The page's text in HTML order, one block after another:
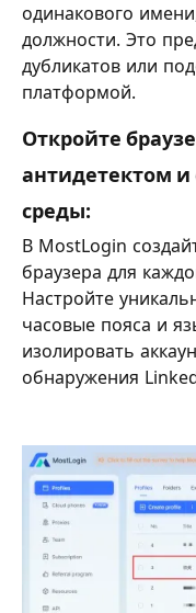
одинакового
должности. Это
дубликатов или
платформой.
Откройте
антидетектом
среды:
В MostLogin
браузера для
Настройте
часовые пояса и
изолировать
обнаружения